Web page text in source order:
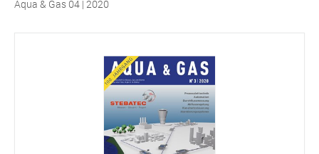
Aqua & Gas 04 | 2020